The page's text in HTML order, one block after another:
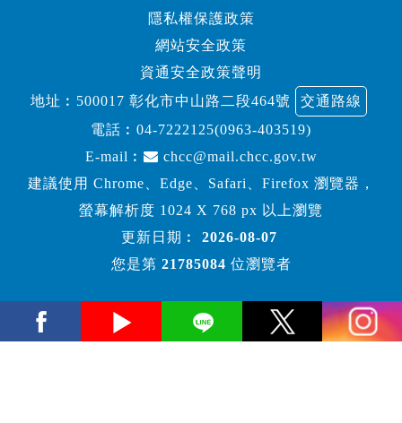
隱私權保護政策
網站安全政策
資通安全政策聲明
地址︰500017 彰化市中山路二段464號
交通路線
電話︰ 04-7222125(0963-403519)
E-mail︰
chcc@mail.chcc.gov.tw
建議使用 Chrome、Edge、Safari、Firefox 瀏覽器，
螢幕解析度 1024 X 768 px 以上瀏覽
更新日期︰
2026-08-07
您是第 21785084 位瀏覽者